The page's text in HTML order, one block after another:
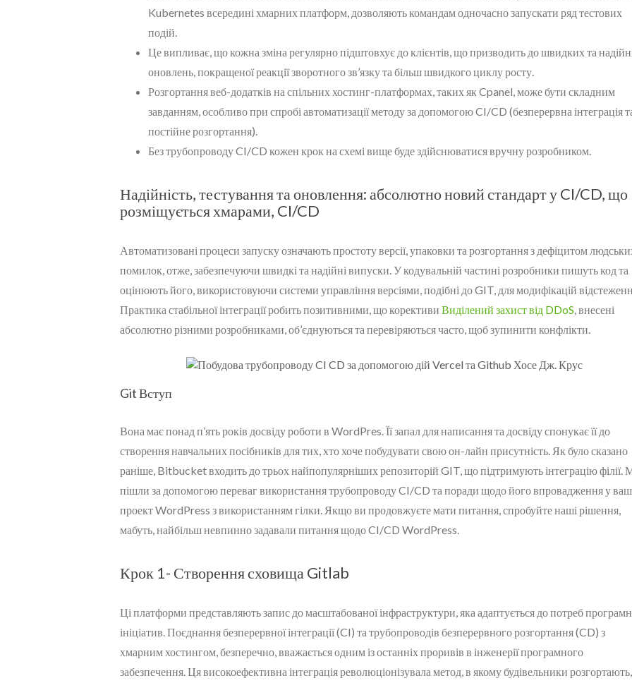
Kubernetes всередині хмарних платформ, дозволяють командам одночасно запускати ряд тестових
подій.
Це випливає, що кожна зміна регулярно підштовхує до клієнтів, що призводить до швидких та
оновлень, покращеної реакції зворотного зв’язку та більш швидкого циклу росту.
Розгортання веб-додатків на спільних хостинг-платформах, таких як Cpanel, може бути складним
завданням, особливо при спробі автоматизації методу за допомогою CI/CD (безперервна інтеграція
постійне розгортання).
Без трубопроводу CI/CD кожен крок на схемі вище буде здійснюватися вручну розробником.
Надійність, тестування та оновлення: абсолютно новий стандарт у CI/CD, що
розміщується хмарами, CI/CD
Автоматизовані процеси запуску означають простоту версії, упаковки та розгортання з дефіцитом
помилок, отже, забезпечуючи швидкі та надійні випуски. У кодувальній частині розробники пишуть код та
оцінюють його, використовуючи системи управління версіями, подібні до GIT, для модифікацій
Практика стабільної інтеграції робить позитивними, що корективи Виділений захист від DDoS , внесені
абсолютно різними розробниками, об’єднуються та перевіряються часто, щоб зупинити конфлікти.
Git Вступ
Вона має понад п’ять років досвіду роботи в WordPres. Її запал для написання та досвіду спонукає її до
створення навчальних посібників для тих, хто хоче побудувати свою он-лайн присутність. Як було сказано
раніше, Bitbucket входить до трьох найпопулярніших репозиторій GIT, що підтримують інтеграцію філії.
пішли за допомогою переваг використання трубопроводу CI/CD та поради щодо його впровадження у ваш
проект WordPress з використанням гілки. Якщо ви продовжуєте мати питання, спробуйте наші рішення,
мабуть, найбільш невпинно задавали питання щодо CI/CD WordPress.
Крок 1- Створення сховища Gitlab
Ці платформи представляють запис до масштабованої інфраструктури, яка адаптується до потреб
ініціатив. Поєднання безперервної інтеграції (CI) та трубопроводів безперервного розгортання (CD) з
хмарним хостингом, безперечно, вважається одним із останніх проривів в інженерії програмного
забезпечення. Ця високоефективна інтеграція революціонізувала метод, в якому будівельники розгортають,